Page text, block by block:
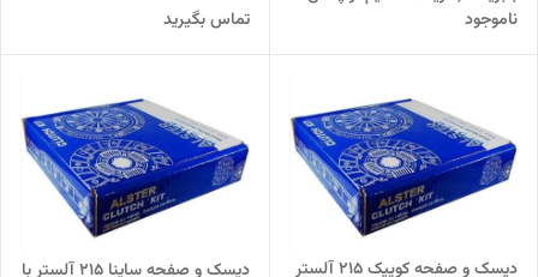
کننده)
ناموجود
مستقیم از پخش کننده)
تماس بگیرید
دیسک و صفحه کوییک 215 آلستر
دیسک و صفحه ساینا 215 آلستر با